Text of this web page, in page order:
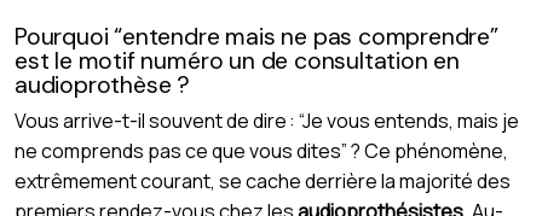
Pourquoi “entendre mais ne pas comprendre”
est le motif numéro un de consultation en
audioprothèse ?
Vous arrive-t-il souvent de dire : “Je vous entends, mais je
ne comprends pas ce que vous dites” ? Ce phénomène,
extrêmement courant, se cache derrière la majorité des